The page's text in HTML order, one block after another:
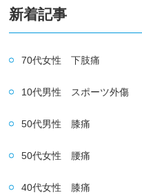
新着記事
70代女性 下肢痛
10代男性 スポーツ外傷
50代男性 膝痛
50代女性 腰痛
40代女性 膝痛